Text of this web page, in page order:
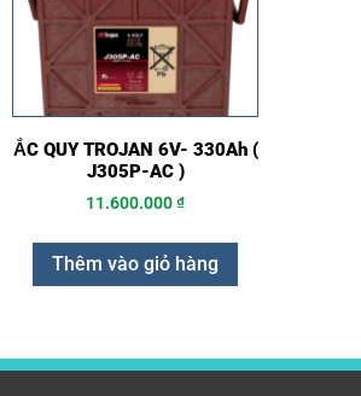
ẮC QUY TROJAN 6V- 330Ah (
J305P-AC )
11.600.000₫
Thêm vào giỏ hàng